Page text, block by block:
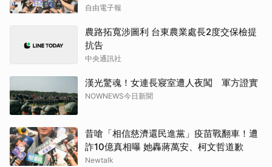
自由電子報
農路拓寬涉圖利 台東農業處長2度交保檢提
抗告
中央通訊社
漢光驚魂！女連長寢室遭人夜闖 軍方證實
NOWNEWS今日新聞
昔嗆「相信慈濟還民進黨」疫苗戰翻車！遭
詐10億真相曝 她轟蔣萬安、柯文哲道歉
Newtalk